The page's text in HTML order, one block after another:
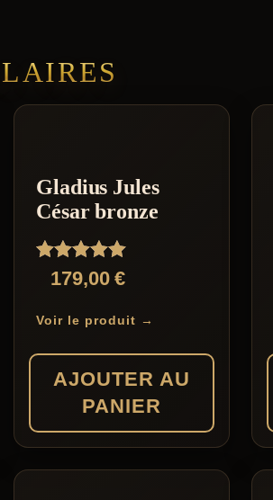
Gladius Jules
César bronze
Note
5.00
179,00€
Voir le produit →
AJOUTER AU
PANIER